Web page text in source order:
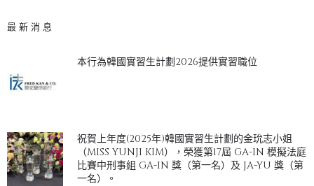
最新消息
本行為韓國實習生計劃2026提供實習職位
祝賀上年度(2025年)韓國實習生計劃的金玧志小姐
（MISS YUNJI KIM），榮獲第17屆 GA-IN 模擬法庭
比賽中刑事組 GA-IN 獎（第一名）及 JA-YU 獎（第
一名）。